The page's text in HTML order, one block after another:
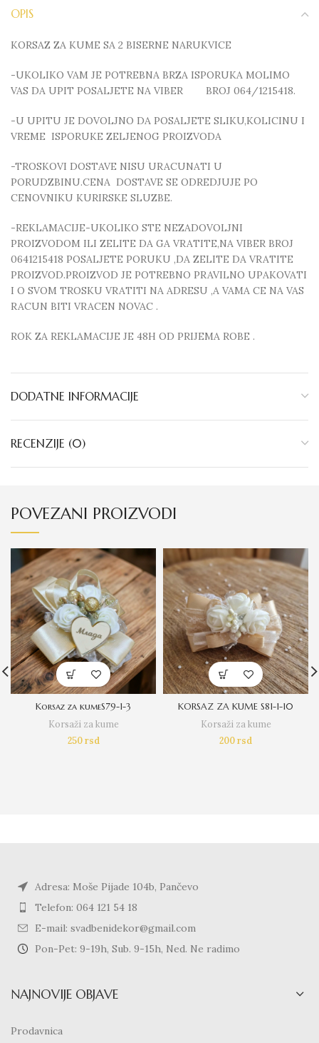
OPIS
KORSAZ ZA KUME SA 2 BISERNE NARUKVICE
-UKOLIKO VAM JE POTREBNA BRZA ISPORUKA MOLIMO
VAS DA UPIT POSALJETE NA VIBER BROJ 064/1215418.
-U UPITU JE DOVOLJNO DA POSALJETE SLIKU,KOLICINU I
VREME ISPORUKE ZELJENOG PROIZVODA
-TROSKOVI DOSTAVE NISU URACUNATI U
PORUDZBINU.CENA DOSTAVE SE ODREDJUJE PO
CENOVNIKU KURIRSKE SLUZBE.
-REKLAMACIJE-UKOLIKO STE NEZADOVOLJNI
PROIZVODOM ILI ZELITE DA GA VRATITE,NA VIBER BROJ
0641215418 POSALJETE PORUKU ,DA ZELITE DA VRATITE
PROIZVOD.PROIZVOD JE POTREBNO PRAVILNO UPAKOVATI
I O SVOM TROSKU VRATITI NA ADRESU ,A VAMA CE NA VAS
RACUN BITI VRACEN NOVAC .
ROK ZA REKLAMACIJE JE 48H OD PRIJEMA ROBE .
DODATNE INFORMACIJE
RECENZIJE (0)
POVEZANI PROIZVODI
Korsaz za kumeS79-1-3
Korsaži za kume
250rsd
KORSAZ ZA KUME S81-1-10
Korsaži za kume
200rsd
Adresa: Moše Pijade 104b, Pančevo
Telefon: 064 121 54 18
E-mail: svadbenidekor@gmail.com
Pon-Pet: 9-19h, Sub. 9-15h, Ned. Ne radimo
NAJNOVIJE OBJAVE
Prodavnica